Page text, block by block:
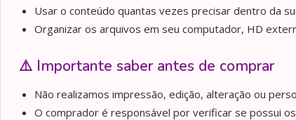
Usar o conteúdo quantas vezes precisar dentro da
Organizar os arquivos em seu computador, HD
⚠️ Importante saber antes de comprar
Não realizamos impressão, edição, alteração ou
O comprador é responsável por verificar se possui